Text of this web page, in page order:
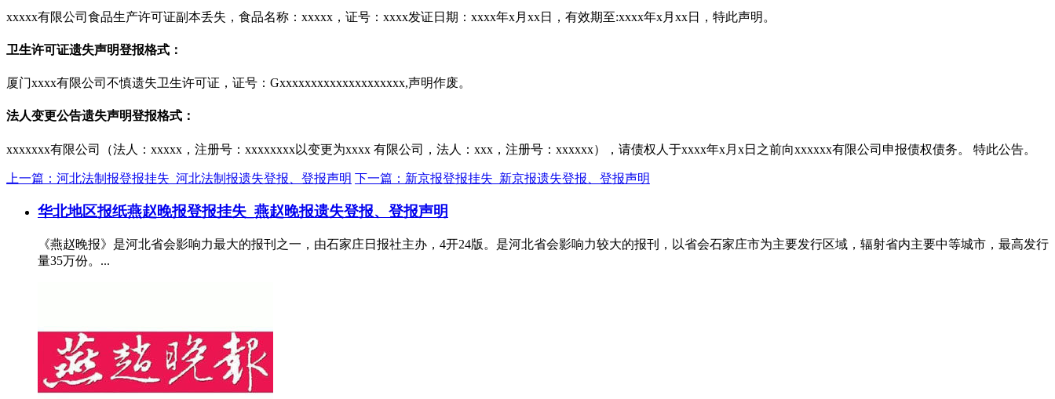
xxxxx有限公司食品生产许可证副本丢失，食品名称：xxxxx，证号：xxxx发证日期：xxxx年x月xx日，有效期至:xxxx年x月xx日，特此声明。
卫生许可证遗失声明登报格式：
厦门xxxx有限公司不慎遗失卫生许可证，证号：Gxxxxxxxxxxxxxxxxxxxx,声明作废。
法人变更公告遗失声明登报格式：
xxxxxxx有限公司（法人：xxxxx，注册号：xxxxxxxx以变更为xxxx 有限公司，法人：xxx，注册号：xxxxxx），请债权人于xxxx年x月x日之前向xxxxxx有限公司申报债权债务。 特此公告。
上一篇：河北法制报登报挂失_河北法制报遗失登报、登报声明 下一篇：新京报登报挂失_新京报遗失登报、登报声明
华北地区报纸燕赵晚报登报挂失_燕赵晚报遗失登报、登报声明
《燕赵晚报》是河北省会影响力最大的报刊之一，由石家庄日报社主办，4开24版。是河北省会影响力较大的报刊，以省会石家庄市为主要发行区域，辐射省内主要中等城市，最高发行
量35万份。...